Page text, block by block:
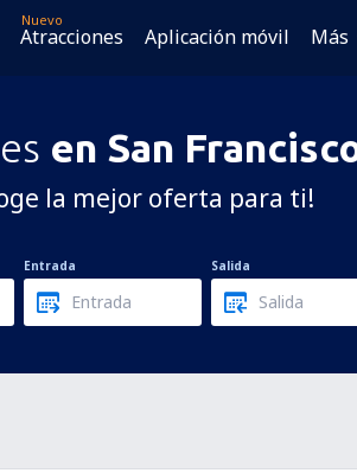
Nuevo
Atracciones Aplicación móvil Más
en San
la mejor oferta para ti!
Entrada Salida